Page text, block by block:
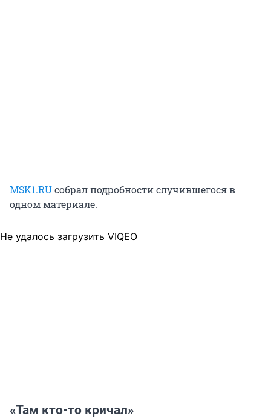
MSK1.RUсобрал подробности случившегося в
одном материале.
Не удалось загрузить VIQEO
«Там кто-то кричал»